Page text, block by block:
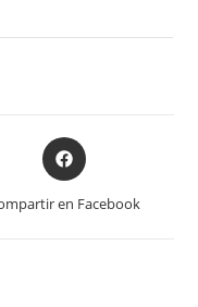
Opens
in
a en Facebook